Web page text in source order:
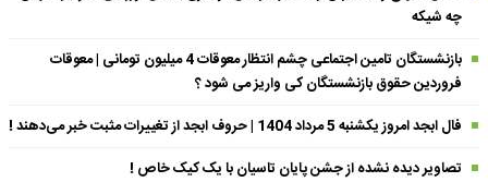
چه شیکه
بازنشستگان تامین اجتماعی چشم انتظار معوقات 4 میلیون تومانی | معوقات
فروردین حقوق بازنشستگان کی واریز می شود ؟
فال ابجد امروز یکشنبه 5 مرداد 1404 | حروف ابجد از تغییرات مثبت خبر می‌دهند !
تصاویر دیده نشده از جشن پایان تاسیان با یک کیک خاص !